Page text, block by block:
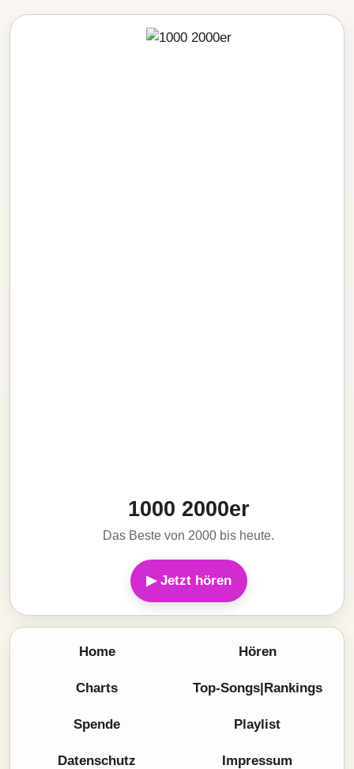
1000 2000er
Das Beste von 2000 bis heute.
▶ Jetzt hören
Home Hören
Charts Top-Songs|Rankings
Spende Playlist
Datenschutz Impressum